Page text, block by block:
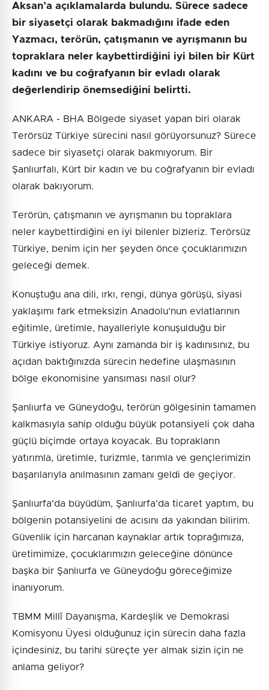
Aksan’a açıklamalarda bulundu. Sürece sadece
bir siyasetçi olarak bakmadığını ifade eden
Yazmacı, terörün, çatışmanın ve ayrışmanın bu
topraklara neler kaybettirdiğini iyi bilen bir Kürt
kadını ve bu coğrafyanın bir evladı olarak
değerlendirip önemsediğini belirtti.
ANKARA - BHA Bölgede siyaset yapan biri olarak
Terörsüz Türkiye sürecini nasıl görüyorsunuz? Sürece
sadece bir siyasetçi olarak bakmıyorum. Bir
Şanlıurfalı, Kürt bir kadın ve bu coğrafyanın bir evladı
olarak bakıyorum.
Terörün, çatışmanın ve ayrışmanın bu topraklara
neler kaybettirdiğini en iyi bilenler bizleriz. Terörsüz
Türkiye, benim için her şeyden önce çocuklarımızın
geleceği demek.
Konuştuğu ana dili, ırkı, rengi, dünya görüşü, siyasi
yaklaşımı fark etmeksizin Anadolu’nun evlatlarının
eğitimle, üretimle, hayalleriyle konuşulduğu bir
Türkiye istiyoruz. Aynı zamanda bir iş kadınısınız, bu
açıdan baktığınızda sürecin hedefine ulaşmasının
bölge ekonomisine yansıması nasıl olur?
Şanlıurfa ve Güneydoğu, terörün gölgesinin tamamen
kalkmasıyla sahip olduğu büyük potansiyeli çok daha
güçlü biçimde ortaya koyacak. Bu toprakların
yatırımla, üretimle, turizmle, tarımla ve gençlerimizin
başarılarıyla anılmasının zamanı geldi de geçiyor.
Şanlıurfa'da büyüdüm, Şanlıurfa’da ticaret yaptım, bu
bölgenin potansiyelini de acısını da yakından bilirim.
Güvenlik için harcanan kaynaklar artık toprağımıza,
üretimimize, çocuklarımızın geleceğine dönünce
başka bir Şanlıurfa ve Güneydoğu göreceğimize
inanıyorum.
TBMM Millî Dayanışma, Kardeşlik ve Demokrasi
Komisyonu Üyesi olduğunuz için sürecin daha fazla
içindesiniz, bu tarihi süreçte yer almak sizin için ne
anlama geliyor?